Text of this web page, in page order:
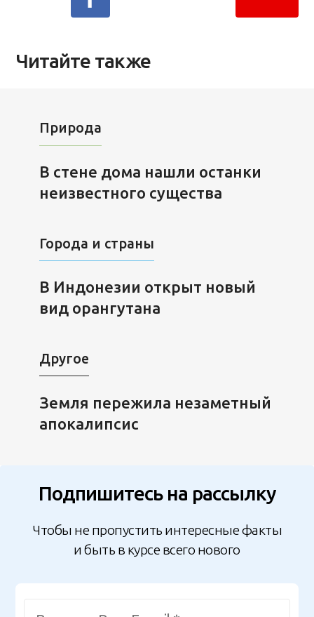
Читайте также
Природа
В стене дома нашли останки
неизвестного существа
Города и страны
В Индонезии открыт новый
вид орангутана
Другое
Земля пережила незаметный
апокалипсис
Подпишитесь на рассылку
Чтобы не пропустить интересные факты
и быть в курсе всего нового